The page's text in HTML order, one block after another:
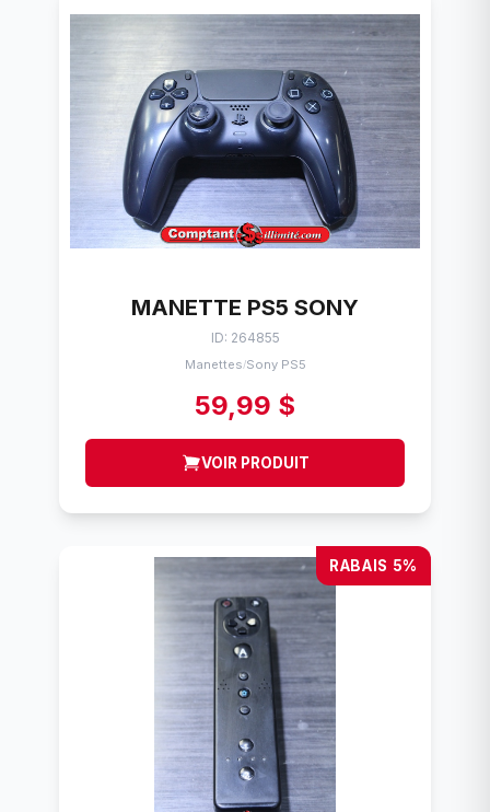
MANETTE PS5 SONY
ID: 264855
Manettes/Sony PS5
59,99 $
VOIR PRODUIT
RABAIS 5%